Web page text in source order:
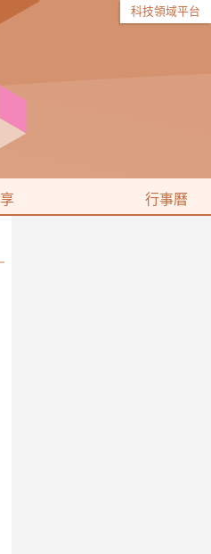
科技領域平台
行事曆